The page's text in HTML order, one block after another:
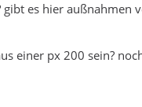
es hier außnahmen
einer px 200 sein?